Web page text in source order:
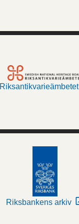
Riksantikvarieämbetet
Riksbankens arkiv